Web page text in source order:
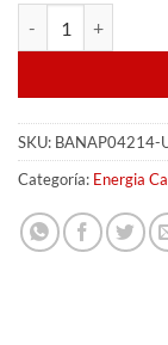
SKU: BANAP04214-
Categoría: Energia